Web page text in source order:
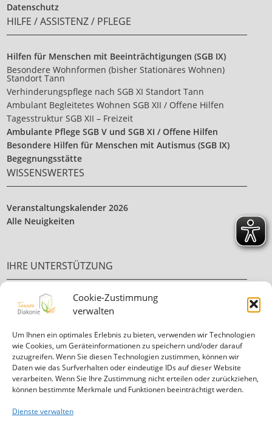
Cookie-Zustimmung
verwalten
Um Ihnen ein optimales Erlebnis zu bieten, verwenden wir Technologien
wie Cookies, um Geräteinformationen zu speichern und/oder darauf
zuzugreifen. Wenn Sie diesen Technologien zustimmen, können wir
Daten wie das Surfverhalten oder eindeutige IDs auf dieser Website
verarbeiten. Wenn Sie Ihre Zustimmung nicht erteilen oder zurückziehen,
können bestimmte Merkmale und Funktionen beeinträchtigt werden.
Dienste verwalten
Datenschutz
HILFE / ASSISTENZ / PFLEGE
Hilfen für Menschen mit Beeinträchtigungen (SGB IX)
Besondere Wohnformen (bisher Stationäres Wohnen)
Standort Tann
Verhinderungspflege nach SGB XI Standort Tann
Ambulant Begleitetes Wohnen SGB XII / Offene Hilfen
Tagesstruktur SGB XII – Freizeit
Ambulante Pflege SGB V und SGB XI / Offene Hilfen
Besondere Hilfen für Menschen mit Autismus (SGB IX)
Begegnungsstätte
WISSENSWERTES
Veranstaltungskalender 2026
Alle Neuigkeiten
IHRE UNTERSTÜTZUNG
Ehrenamt
Ihre Spende
Informationen in